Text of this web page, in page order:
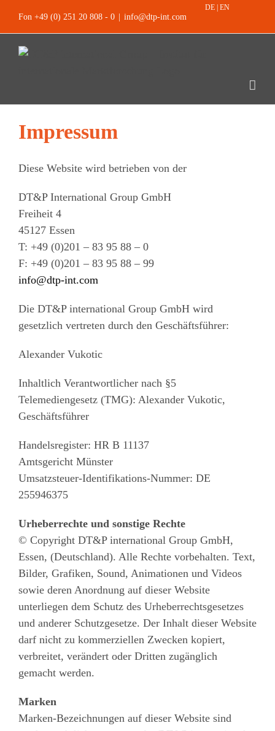
Fon +49 (0) 251 20 808 - 0 info@dtp-int.com
DE EN
Impressum
Diese Website wird betrieben von der
DT&P International Group GmbH
Freiheit 4
45127 Essen
T: +49 (0)201 – 83 95 88 – 0
F: +49 (0)201 – 83 95 88 – 99
info@dtp-int.com
Die DT&P international Group GmbH wird
gesetzlich vertreten durch den Geschäftsführer:
Alexander Vukotic
Inhaltlich Verantwortlicher nach §5
Telemediengesetz (TMG): Alexander Vukotic,
Geschäftsführer
Handelsregister: HR B 11137
Amtsgericht Münster
Umsatzsteuer-Identifikations-Nummer: DE
255946375
Urheberrechte und sonstige Rechte
© Copyright DT&P international Group GmbH,
Essen, (Deutschland). Alle Rechte vorbehalten. Text,
Bilder, Grafiken, Sound, Animationen und Videos
sowie deren Anordnung auf dieser Website
unterliegen dem Schutz des Urheberrechtsgesetzes
und anderer Schutzgesetze. Der Inhalt dieser Website
darf nicht zu kommerziellen Zwecken kopiert,
verbreitet, verändert oder Dritten zugänglich
gemacht werden.
Marken
Marken-Bezeichnungen auf dieser Website sind